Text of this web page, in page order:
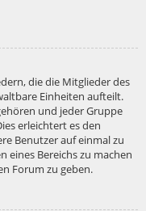
die die Mitglieder des
Einheiten aufteilt.
und jeder Gruppe
erleichtert es den
Benutzer auf einmal zu
eines Bereichs zu machen
Forum zu geben.